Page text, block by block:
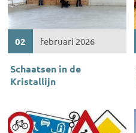
02 februari 2026
Schaatsen in de
Kristallijn